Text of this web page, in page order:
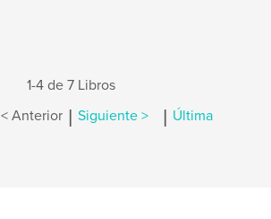
1-4 de 7 Libros
< Anterior | Siguiente > | Última